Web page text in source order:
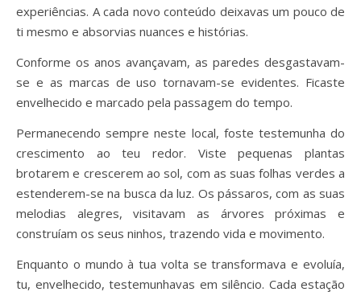
experiências. A cada novo conteúdo deixavas um pouco de
ti mesmo e absorvias nuances e histórias.
Conforme os anos avançavam, as paredes desgastavam-
se e as marcas de uso tornavam-se evidentes. Ficaste
envelhecido e marcado pela passagem do tempo.
Permanecendo sempre neste local, foste testemunha do
crescimento ao teu redor. Viste pequenas plantas
brotarem e crescerem ao sol, com as suas folhas verdes a
estenderem-se na busca da luz. Os pássaros, com as suas
melodias alegres, visitavam as árvores próximas e
construíam os seus ninhos, trazendo vida e movimento.
Enquanto o mundo à tua volta se transformava e evoluía,
tu, envelhecido, testemunhavas em silêncio. Cada estação